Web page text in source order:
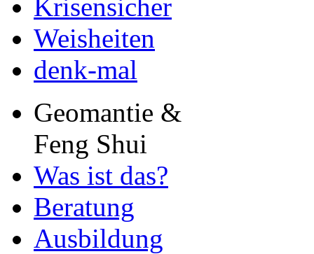
Krisensicher
Weisheiten
denk-mal
Geomantie &
Feng Shui
Was ist das?
Beratung
Ausbildung